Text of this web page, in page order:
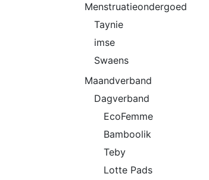
Menstruatieondergoed
Taynie
imse
Swaens
Maandverband
Dagverband
EcoFemme
Bamboolik
Teby
Lotte Pads